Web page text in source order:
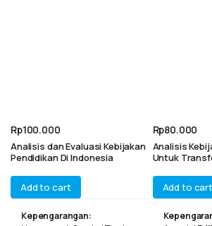
Rp100.000
Analisis dan Evaluasi Kebijakan
Pendidikan Di Indonesia
Add to cart
Kepengarangan:
Rp80.000
Analisis
Untuk
Pembelajaran
Add to cart